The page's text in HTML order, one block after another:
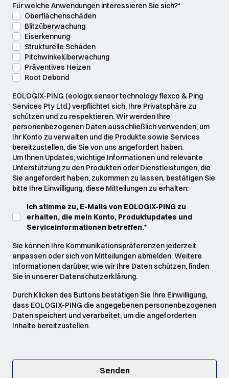
Für welche Anwendungen interessieren Sie sich?*
Oberflächenschäden
Blitzüberwachung
Eiserkennung
Strukturelle Schäden
Pitchwinkelüberwachung
Präventives Heizen
Root Debond
EOLOGIX-PING (eologix sensor technology flexco & Ping
Services Pty Ltd.) verpflichtet sich, Ihre Privatsphäre zu
schützen und zu respektieren. Wir werden Ihre
personenbezogenen Daten ausschließlich verwenden, um
Ihr Konto zu verwalten und die Produkte sowie Services
bereitzustellen, die Sie von uns angefordert haben.
Um Ihnen Updates, wichtige Informationen und relevante
Unterstützung zu den Produkten oder Dienstleistungen, die
Sie angefordert haben, zukommen zu lassen, bestätigen Sie
bitte Ihre Einwilligung, diese Mitteilungen zu erhalten:
Ich stimme zu, E-Mails von EOLOGIX-PING zu
erhalten, die mein Konto, Produktupdates und
Serviceinformationen betreffen.*
Sie können Ihre Kommunikationspräferenzen jederzeit
anpassen oder sich von Mitteilungen abmelden. Weitere
Informationen darüber, wie wir Ihre Daten schützen, finden
Sie in unserer Datenschutzerklärung.
Durch Klicken des Buttons bestätigen Sie Ihre Einwilligung,
dass EOLOGIX-PING die angegebenen personenbezogenen
Daten speichert und verarbeitet, um die angeforderten
Inhalte bereitzustellen.